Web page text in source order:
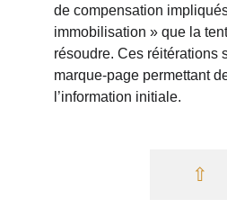
de compensation
immobilisation » que la
résoudre. Ces réitérations
marque-page permettant
l’information initiale.
⇧